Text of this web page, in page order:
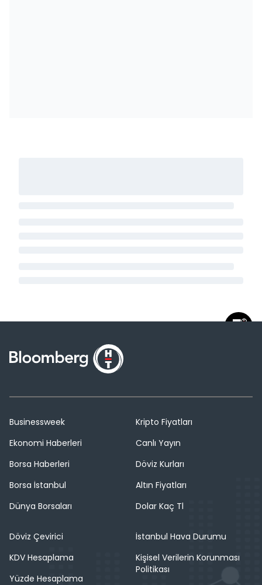
Businessweek
Ekonomi Haberleri
Borsa Haberleri
Borsa İstanbul
Dünya Borsaları
Kripto Fiyatları
Canlı Yayın
Döviz Kurları
Altın Fiyatları
Dolar Kaç Tl
Döviz Çevirici
KDV Hesaplama
Yüzde Hesaplama
İstanbul Hava Durumu
Kişisel Verilerin Korunması
Politikası